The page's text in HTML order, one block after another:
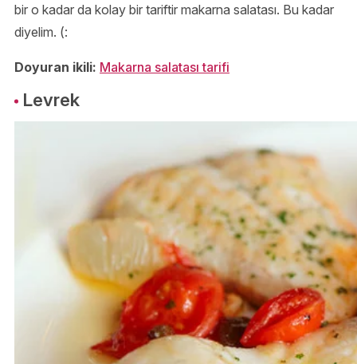
bir o kadar da kolay bir tariftir makarna salatası. Bu kadar
diyelim. (:
Doyuran ikili: Makarna salatası tarifi
Levrek